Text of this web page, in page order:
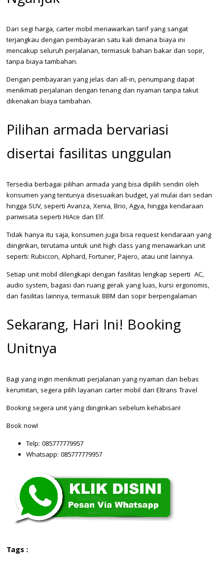
Dari segi harga, carter mobil menawarkan tarif yang sangat
terjangkau dengan pembayaran satu kali dimana biaya ini
mencakup seluruh perjalanan, termasuk bahan bakar dan sopir,
tanpa biaya tambahan.
Dengan pembayaran yang jelas dan all-in, penumpang dapat
menikmati perjalanan dengan tenang dan nyaman tanpa takut
dikenakan biaya tambahan.
Pilihan armada bervariasi
disertai fasilitas unggulan
Tersedia berbagai pilihan armada yang bisa dipilih sendiri oleh
konsumen yang tentunya disesuaikan budget, ya! mulai dari sedan
hingga SUV, seperti Avanza, Xenia, Brio, Agya, hingga kendaraan
pariwisata seperti HiAce dan Elf.
Tidak hanya itu saja, konsumen juga bisa request kendaraan yang
diinginkan, terutama untuk unit high class yang menawarkan unit
seperti: Rubiccon, Alphard, Fortuner, Pajero, atau unit lainnya.
Setiap unit mobil dilengkapi dengan fasilitas lengkap seperti AC,
audio system, bagasi dan ruang gerak yang luas, kursi ergonomis,
dan fasilitas lainnya, termasuk BBM dan sopir berpengalaman
Sekarang, Hari Ini! Booking
Unitnya
Bagi yang ingin menikmati perjalanan yang nyaman dan bebas
kerumitan, segera pilih layanan carter mobil dari Eltrans Travel
Booking segera unit yang diinginkan sebelum kehabisan!
Book now!
Telp: 085777779957
Whatsapp: 085777779957
Tags :